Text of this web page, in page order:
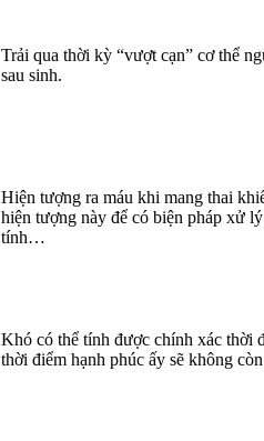
Trải qua thời kỳ “vượt cạn” cơ thể
sau sinh.
Hiện tượng ra máu khi mang thai
hiện tượng này để có biện pháp xử
tính…
Khó có thể tính được chính xác thời
thời điểm hạnh phúc ấy sẽ không